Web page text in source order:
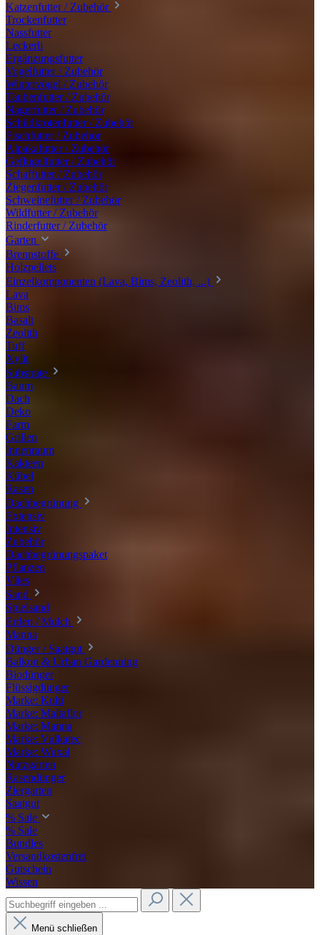
Katzenfutter / Zubehör
Trockenfutter
Nassfutter
Leckerli
Ergänzungsfutter
Vogelfutter / Zubehör
Wintervögel / Zubehör
Taubenfutter / Zubehör
Nagerfutter / Zubehör
Schildkrötenfutter / Zubehör
Fischfutter / Zubehör
Alpakafutter / Zubehör
Geflügelfutter / Zubehör
Schaffutter / Zubehör
Ziegenfutter / Zubehör
Schweinefutter / Zubehör
Wildfutter / Zubehör
Rinderfutter / Zubehör
Garten
Brennstoffe
Holzpellets
Einzelkomponenten (Lava, Bims, Zeolith, ...)
Lava
Bims
Basalt
Zeolith
Tuff
Xylit
Substrate
Baum
Dach
Deko
Farm
Grillen
Innenraum
Kakteen
Kübel
Rasen
Dachbegrünung
Extensiv
Intensiv
Zubehör
Dachbegrünungspaket
Pflanzen
Vlies
Sand
Spielsand
Erden / Mulch
Manna
Dünger / Saatgut
Balkon & Urban Gardenning
Biodünger
Flüssigdünger
Marke: Kulti
Marke: Maltaflor
Marke: Manna
Marke: Vulkatec
Marke: Wuxal
Nutzgarten
Rasendünger
Ziergarten
Saatgut
% Sale
% Sale
Bundles
Versandkostenfrei
Gutschein
Wissen
Menü schließen